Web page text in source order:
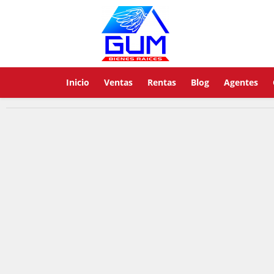
Inicio Ventas Rentas Blog Agentes